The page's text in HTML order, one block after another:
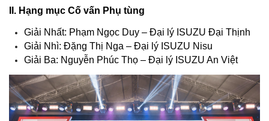
II. Hạng mục Cố vấn Phụ tùng
Giải Nhất: Phạm Ngọc Duy – Đại lý ISUZU Đại Thịnh
Giải Nhì: Đặng Thị Nga – Đại lý ISUZU Nisu
Giải Ba: Nguyễn Phúc Thọ – Đại lý ISUZU An Việt